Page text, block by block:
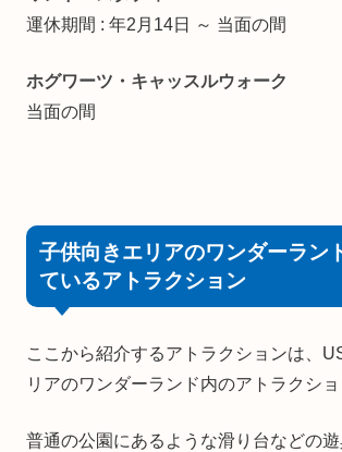
運休期間 : 年2月14日 ～ 当面の間
ホグワーツ・キャッスルウォーク
当面の間
子供向きエリアのワンダーラン
ているアトラクション
ここから紹介するアトラクションは、
リアのワンダーランド内のアトラクショ
普通の公園にあるような滑り台などの